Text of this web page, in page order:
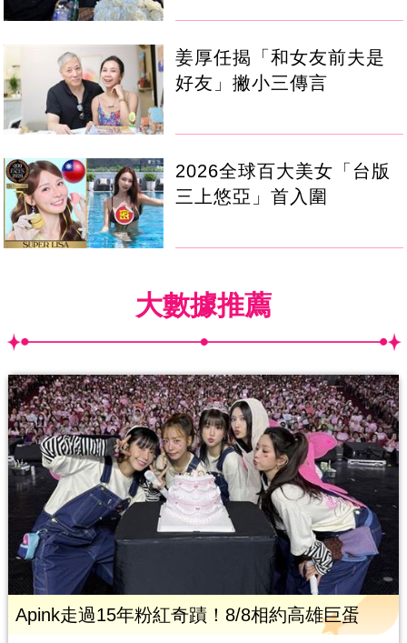
姜厚任揭「和女友前夫是
好友」撇小三傳言
2026全球百大美女「台版
三上悠亞」首入圍
大數據推薦
Apink走過15年粉紅奇蹟！8/8相約高雄巨蛋